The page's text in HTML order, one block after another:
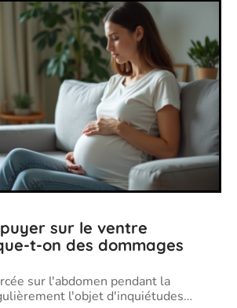
sur le ventre
t-on des dommages
sur l'abdomen pendant la
l'objet d'inquiétudes…